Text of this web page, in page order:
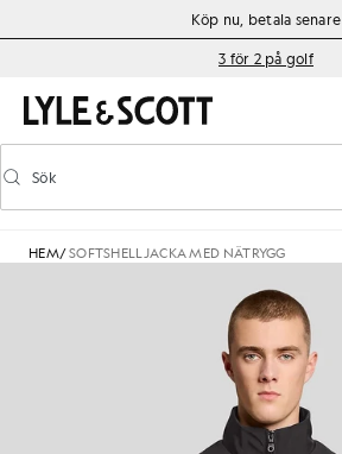
Gå direkt till huvudinnehållet
Information om tillgänglighetKöp nu, betala senare
3 för 2 på golf
Aktivera/inaktivera prediktiv sökning
Sök
HEM/SOFTSHELLJACKA MED NÄTRYGG